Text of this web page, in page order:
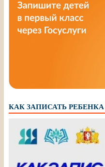
КАК ЗАПИСАТЬ